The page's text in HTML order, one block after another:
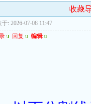
收藏
: 2026-07-08 11:47
u 回复 u 编辑 u